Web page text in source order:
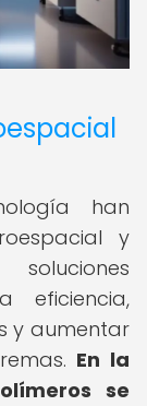
han
y
eficiencia,
y aumentar
En la
se